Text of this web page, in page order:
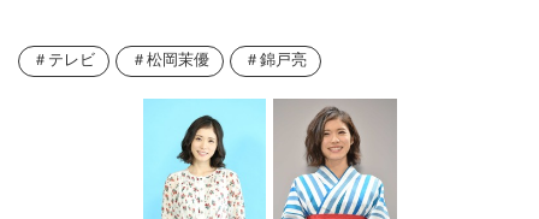
テレビ 松岡茉優 錦戸亮